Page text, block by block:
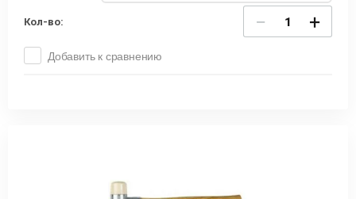
Кол-во: − +
Добавить к сравнению